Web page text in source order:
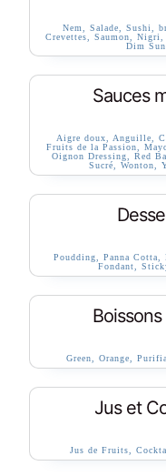
Nem, Salade, Sushi,
Crevettes, Saumon, Nigri,
Dim
Sauces
Aigre doux, Anguille,
Fruits de la Passion,
Oignon Dressing, Red
Sucré, Wonton,
Poudding, Panna Cotta,
Fondant,
Green, Orange,
Jus et
Jus de Fruits,